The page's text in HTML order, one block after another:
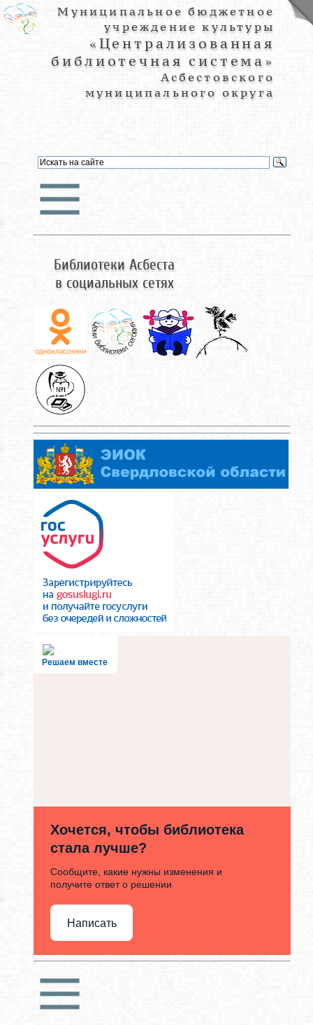
Муниципальное бюджетное
учреждение культуры
«Централизованная
библиотечная система»
Асбестовского
муниципального округа
Библиотеки Асбеста
в социальных сетях
Решаем вместе
Хочется, чтобы библиотека
стала лучше?
Сообщите, какие нужны изменения и
получите ответ о решении
Написать